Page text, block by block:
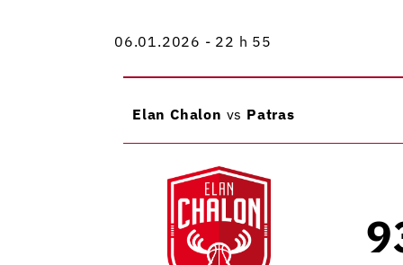
06.01.2026 - 22 h 55
Elan Chalon vs Patras